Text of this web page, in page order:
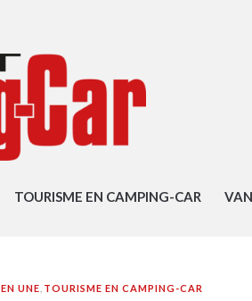
TOURISME EN CAMPING-CAR
EN UNE TOURISME EN CAMPING-CAR